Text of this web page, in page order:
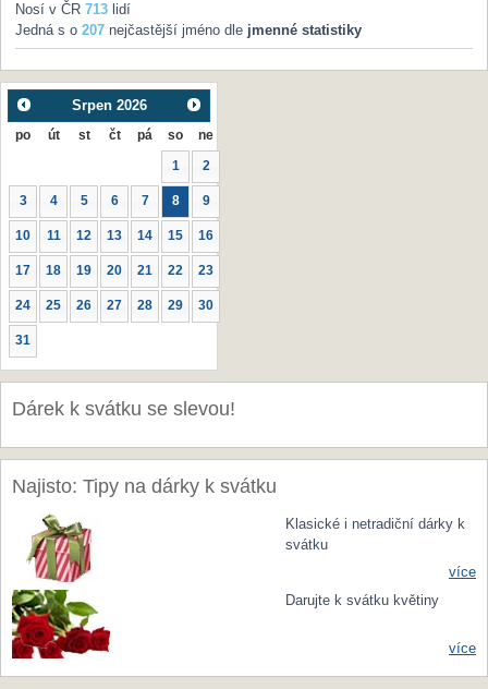
Nosí v ČR 713lidí
Jedná s o 207nejčastější jméno dle jmenné statistiky
Srpen 2026
po út st čt pá so ne
1 2
3 4 5 6 7 8 9
10 11 12 13 14 15 16
17 18 19 20 21 22 23
24 25 26 27 28 29 30
31
Dárek k svátku se slevou!
Najisto: Tipy na dárky k svátku
Klasické i netradiční dárky k
svátku
více
Darujte k svátku květiny
více